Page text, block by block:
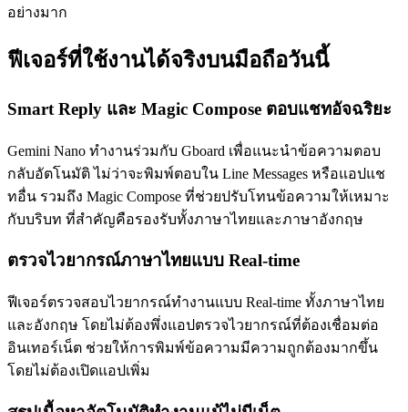
อย่างมาก
ฟีเจอร์ที่ใช้งานได้จริงบนมือถือวันนี้
Smart Reply และ Magic Compose ตอบแชทอัจฉริยะ
Gemini Nano ทำงานร่วมกับ Gboard เพื่อแนะนำข้อความตอบ
กลับอัตโนมัติ ไม่ว่าจะพิมพ์ตอบใน Line Messages หรือแอปแช
ทอื่น รวมถึง Magic Compose ที่ช่วยปรับโทนข้อความให้เหมาะ
กับบริบท ที่สำคัญคือรองรับทั้งภาษาไทยและภาษาอังกฤษ
ตรวจไวยากรณ์ภาษาไทยแบบ Real-time
ฟีเจอร์ตรวจสอบไวยากรณ์ทำงานแบบ Real-time ทั้งภาษาไทย
และอังกฤษ โดยไม่ต้องพึ่งแอปตรวจไวยากรณ์ที่ต้องเชื่อมต่อ
อินเทอร์เน็ต ช่วยให้การพิมพ์ข้อความมีความถูกต้องมากขึ้น
โดยไม่ต้องเปิดแอปเพิ่ม